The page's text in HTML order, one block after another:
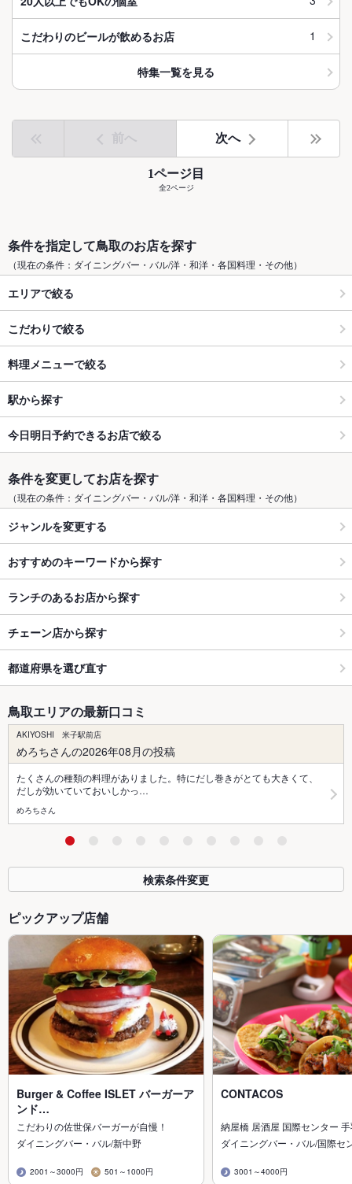
こだわりのビールが飲めるお店 1
特集一覧を見る
前へ 次へ
1ページ目
全2ページ
条件を指定して鳥取のお店を探す
（現在の条件：ダイニングバー・バル/洋・和洋・各国料理・その他）
エリアで絞る
こだわりで絞る
料理メニューで絞る
駅から探す
今日明日予約できるお店で絞る
条件を変更してお店を探す
（現在の条件：ダイニングバー・バル/洋・和洋・各国料理・その他）
ジャンルを変更する
おすすめのキーワードから探す
ランチのあるお店から探す
チェーン店から探す
都道府県を選び直す
鳥取エリアの最新口コミ
AKIYOSHI 米子駅前店
めろちさんの2026年08月の投稿
たくさんの種類の料理がありました。特にだし巻きがとても大きくて、
だしが効いていておいしかっ…
めろちさん
検索条件変更
ピックアップ店舗
Burger & Coffee ISLET バーガーア
ンド…
こだわりの佐世保バーガーが自慢！
ダイニングバー・バル/新中野
2001～3000円 501～1000円
CONTACOS
納屋橋 居酒屋 国際センター
ダイニングバー・バル/国際セ
3001～4000円